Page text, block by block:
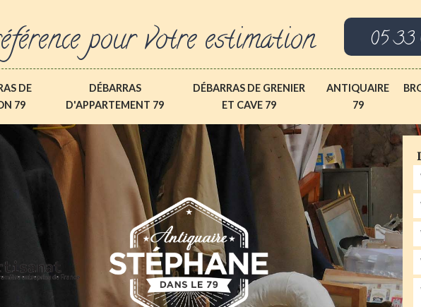
pour votre estimation 05
DE
79
DÉBARRAS
D'APPARTEMENT 79
DÉBARRAS DE GRENIER
ET CAVE 79
ANTIQUAIRE
79